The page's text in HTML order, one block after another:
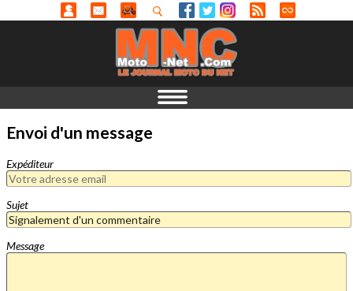
Envoi d'un message
Expéditeur
Sujet
Message